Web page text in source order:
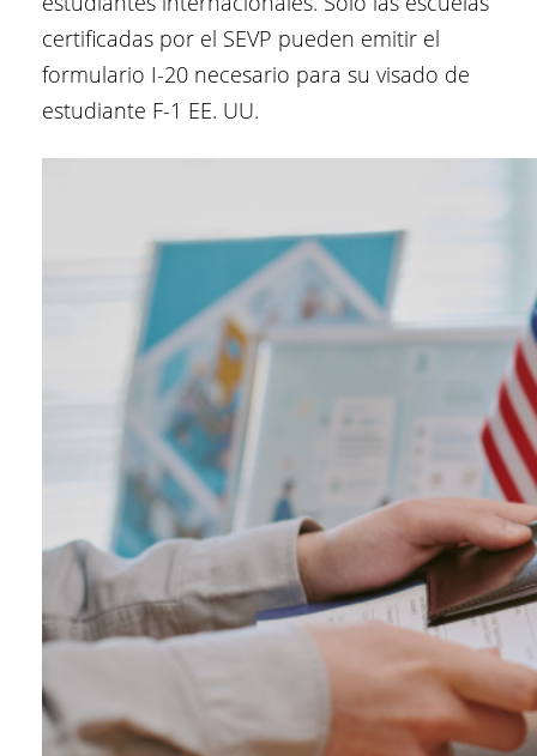
certificadas por el SEVP pueden emitir el
formulario I-20 necesario para su visado de
estudiante F-1 EE. UU.